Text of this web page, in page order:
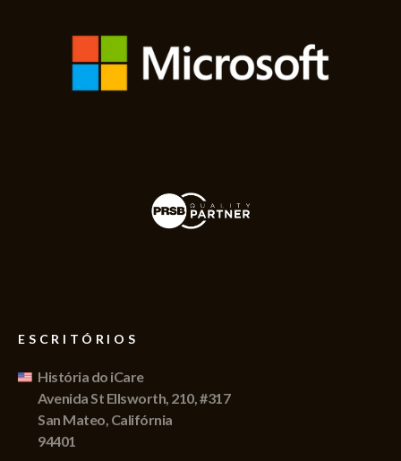
ESCRITÓRIOS
História do iCare
Avenida St Ellsworth, 210, #317
San Mateo, Califórnia
94401